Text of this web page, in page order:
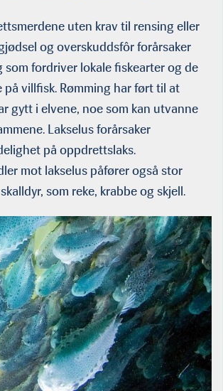
uten krav til rensing eller
og overskuddsfôr forårsaker
fordriver lokale fiskearter og de
på villfisk. Rømming har ført til at
gytt i elvene, noe som kan utvanne
Lakselus forårsaker
på oppdrettslaks.
mot lakselus påfører også stor
som reke, krabbe og skjell.